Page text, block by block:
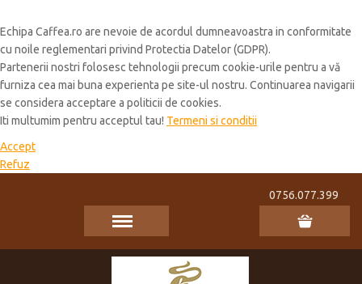
Echipa Caffea.ro are nevoie de acordul dumneavoastra in conformitate
cu noile reglementari privind Protectia Datelor (GDPR).
Partenerii nostri folosesc tehnologii precum cookie-urile pentru a vă
furniza cea mai buna experienta pe site-ul nostru. Continuarea navigarii
se considera acceptare a politicii de cookies.
Iti multumim pentru acceptul tau! Termeni si conditii
Accept
Refuz
0756.077.399